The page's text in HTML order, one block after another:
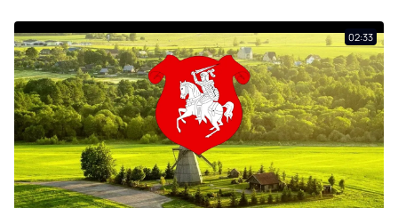
02:33